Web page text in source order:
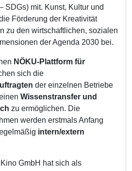
SDGs) mit. Kunst, Kultur und
Förderung der Kreativität
zu den wirtschaftlichen, sozialen
der Agenda 2030 bei.
NÖKU-Plattform für
sich die
der einzelnen Betriebe
Wissenstransfer und
zu ermöglichen. Die
werden erstmals Anfang
intern/extern
GmbH hat sich als